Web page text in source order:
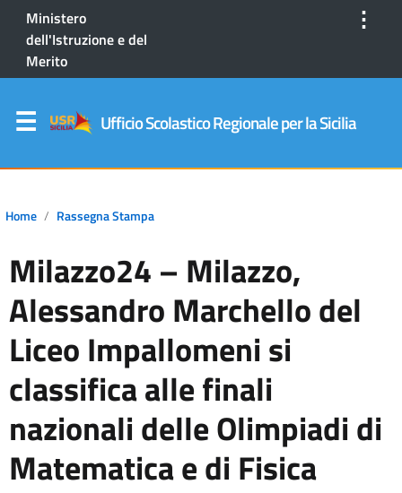
Ministero
dell'Istruzione e del
Merito
⋮
Ufficio Scolastico Regionale per la Sicilia
Home Rassegna Stampa
Milazzo24 – Milazzo,
Alessandro Marchello del
Liceo Impallomeni si
classifica alle finali
nazionali delle Olimpiadi di
Matematica e di Fisica